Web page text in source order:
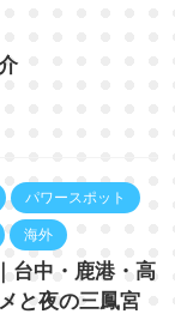
パワースポット
海外
台中・鹿港・高
と夜の三鳳宮